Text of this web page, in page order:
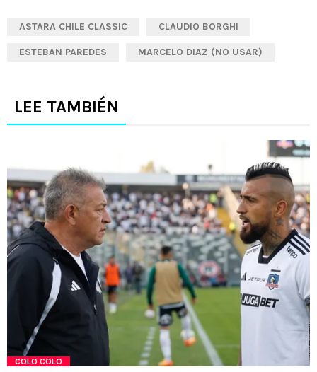
ASTARA CHILE CLASSIC CLAUDIO BORGHI
ESTEBAN PAREDES MARCELO DIAZ (NO USAR)
LEE TAMBIÉN
COLO COLO